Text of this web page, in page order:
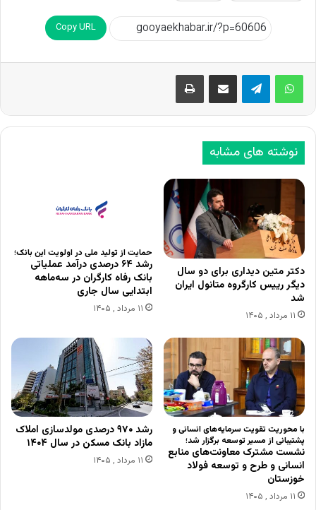
Copy URL
اشتراک گذاری از طریق ایمیل چاپ
نوشته های مشابه
دکتر متین دیداری برای دو سال
دیگر رییس کارگروه متانول ایران
شد
۱۱ مرداد , ۱۴۰۵
حمایت از تولید ملی در اولویت این بانک؛
رشد ۶۴ درصدی درآمد عملیاتی
بانک رفاه کارگران در سه‌ماهه
ابتدایی سال جاری
۱۱ مرداد , ۱۴۰۵
با محوریت تقویت سرمایه‌های انسانی و
پشتیبانی از مسیر توسعه برگزار شد؛
نشست مشترک معاونت‌های منابع
انسانی و طرح‌ و توسعه فولاد
خوزستان
۱۱ مرداد , ۱۴۰۵
رشد ۹۷۰ درصدی مولدسازی املاک
مازاد بانک مسکن در سال ۱۴۰۴
۱۱ مرداد , ۱۴۰۵